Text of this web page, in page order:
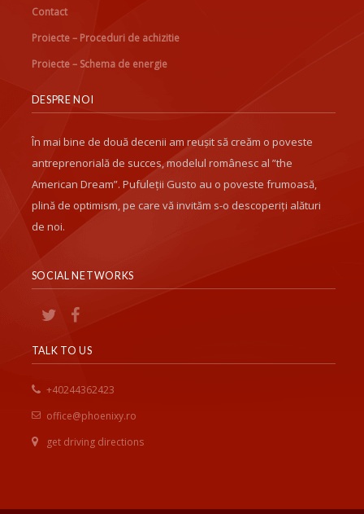
Contact
Proiecte – Proceduri de achizitie
Proiecte – Schema de energie
DESPRE NOI
În mai bine de două decenii am reușit să creăm o poveste
antreprenorială de succes, modelul românesc al ”the
American Dream”. Pufuleții Gusto au o poveste frumoasă,
plină de optimism, pe care vă invităm s-o descoperiți alături
de noi.
SOCIAL NETWORKS
TALK TO US
+40244362423
office@phoenixy.ro
get driving directions